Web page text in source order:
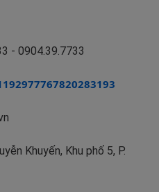
- 0904.39.7733
Khuyến, Khu phố 5, P.